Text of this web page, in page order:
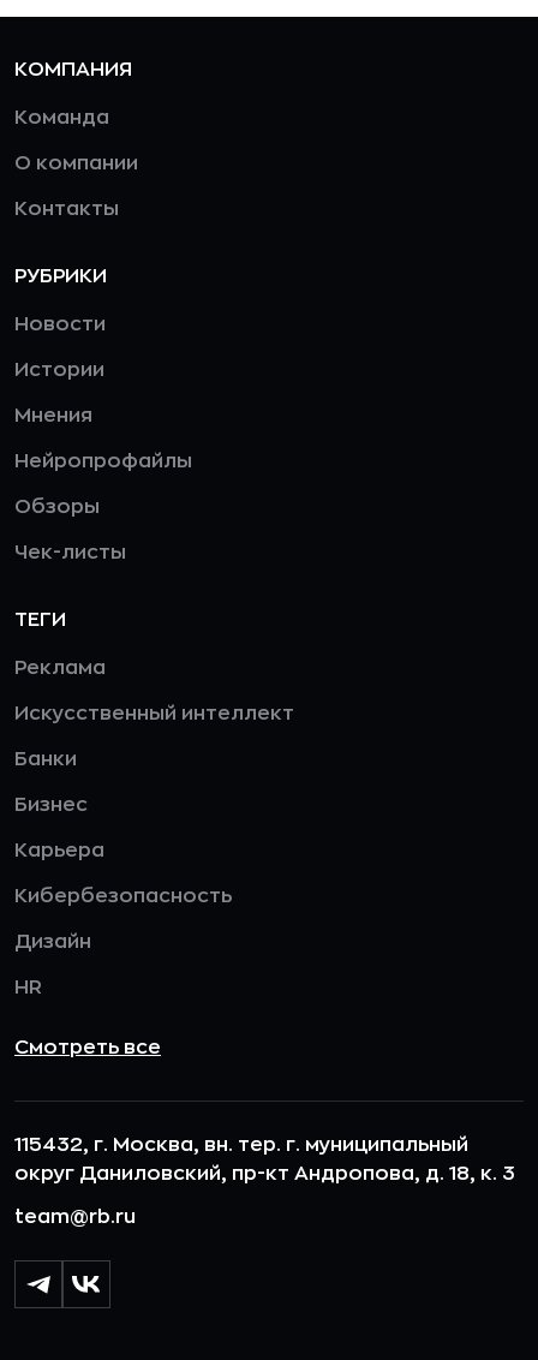
КОМПАНИЯ
Команда
О компании
Контакты
РУБРИКИ
Новости
Истории
Мнения
Нейропрофайлы
Обзоры
Чек-листы
ТЕГИ
Реклама
Искусственный интеллект
Банки
Бизнес
Карьера
Кибербезопасность
Дизайн
HR
Смотреть все
115432, г. Москва, вн. тер. г. муниципальный
округ Даниловский, пр-кт Андропова, д. 18, к. 3
team@rb.ru